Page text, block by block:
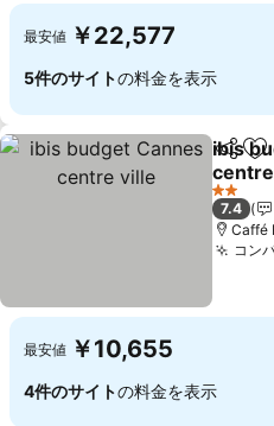
最安値 ￥22,577
5件のサイトの料金を表示
シェア
ibis
料金を
2 ホテル
7.4
Caffé
コン
最安値 ￥10,655
4件のサイトの料金を表示